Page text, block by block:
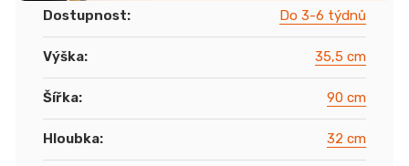
Dostupnost: Do 3-6 týdnů
Výška: 35,5 cm
Šířka: 90 cm
Hloubka: 32 cm